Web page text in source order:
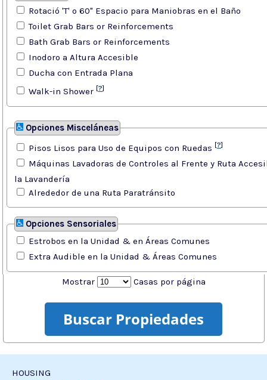
Rotació 'T' o 60" Espacio para Maniobras en el Baño
Toilet Grab Bars or Reinforcements
Bath Grab Bars or Reinforcements
Inodoro a Altura Accesible
Ducha con Entrada Plana
Walk-in Shower [?]
Opciones Misceláneas
Pisos Lisos para Uso de Equipos con Ruedas [?]
Máquinas Lavadoras de Controles al Frente y Ruta
la Lavandería
Alrededor de una Ruta Paratránsito
Opciones Sensoriales
Estrobos en la Unidad & en Áreas Comunes
Extra Audible en la Unidad & Áreas Comunes
Mostrar Casas por página
HOUSING